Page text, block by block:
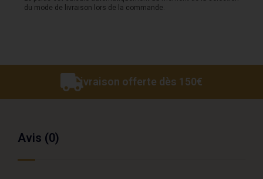
V
du mode de livraison lors de la commande.
Livraison offerte dès 150€
Avis (0)